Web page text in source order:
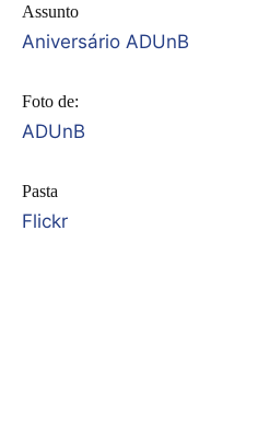
Assunto
Aniversário ADUnB
Foto de:
ADUnB
Pasta
Flickr